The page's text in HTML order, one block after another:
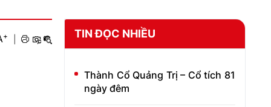
+ TIN ĐỌC NHIỀU
Thành Cổ Quảng Trị – Cổ tích 81
ngày đêm